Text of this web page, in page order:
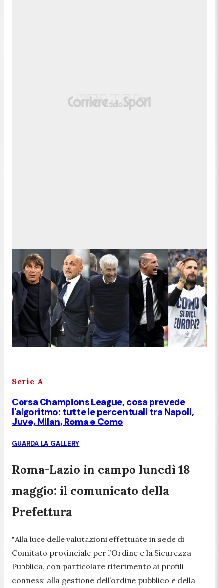
Serie A
Corsa Champions League, cosa prevede
l'algoritmo: tutte le percentuali tra Napoli,
Juve, Milan, Roma e Como
GUARDA LA GALLERY
Roma-Lazio in campo lunedì 18
maggio: il comunicato della
Prefettura
"Alla luce delle valutazioni effettuate in sede di
Comitato provinciale per l’Ordine e la Sicurezza
Pubblica, con particolare riferimento ai profili
connessi alla gestione dell’ordine pubblico e della